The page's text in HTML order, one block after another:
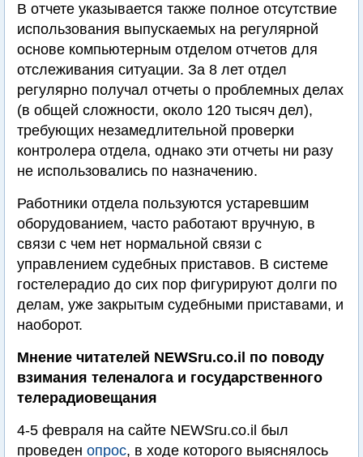
В отчете указывается также полное отсутствие
использования выпускаемых на регулярной
основе компьютерным отделом отчетов для
отслеживания ситуации. За 8 лет отдел
регулярно получал отчеты о проблемных делах
(в общей сложности, около 120 тысяч дел),
требующих незамедлительной проверки
контролера отдела, однако эти отчеты ни разу
не использовались по назначению.
Работники отдела пользуются устаревшим
оборудованием, часто работают вручную, в
связи с чем нет нормальной связи с
управлением судебных приставов. В системе
гостелерадио до сих пор фигурируют долги по
делам, уже закрытым судебными приставами, и
наоборот.
Мнение читателей NEWSru.co.il по поводу
взимания теленалога и государственного
телерадиовещания
4-5 февраля на сайте NEWSru.co.il был
проведен опрос, в ходе которого выяснялось